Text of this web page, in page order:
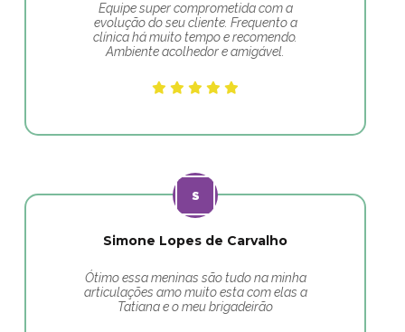
Equipe super comprometida com a
evolução do seu cliente. Frequento a
clínica há muito tempo e recomendo.
Ambiente acolhedor e amigável.
Simone Lopes de Carvalho
Ótimo essa meninas são tudo na minha
articulações amo muito esta com elas a
Tatiana e o meu brigadeirão